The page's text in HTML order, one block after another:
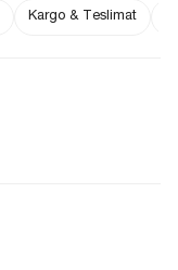
Kargo & Teslimat